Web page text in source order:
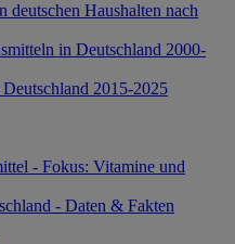
deutschen Haushalten nach
in Deutschland 2000-
2015-2025
- Fokus: Vitamine und
- Daten & Fakten